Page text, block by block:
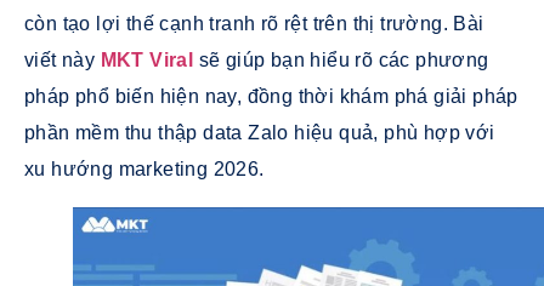
còn tạo lợi thế cạnh tranh rõ rệt trên thị trường. Bài
viết này MKT Viral sẽ giúp bạn hiểu rõ các phương
pháp phổ biến hiện nay, đồng thời khám phá giải pháp
phần mềm thu thập data Zalo hiệu quả, phù hợp với
xu hướng marketing 2026.